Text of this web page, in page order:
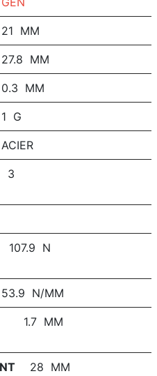
21 MM
27.8 MM
0.3 MM
1 G
ACIER
3
107.9 N
53.9 N/MM
1.7 MM
28 MM